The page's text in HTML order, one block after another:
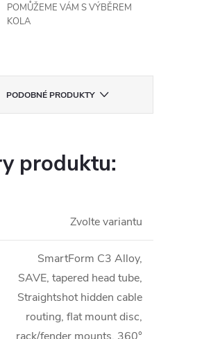
POMŮŽEME VÁM S VÝBĚREM
KOLA
PODOBNÉ PRODUKTY
produktu:
Zvolte variantu
SmartForm C3 Alloy,
SAVE, tapered head tube,
Straightshot hidden cable
routing, flat mount disc,